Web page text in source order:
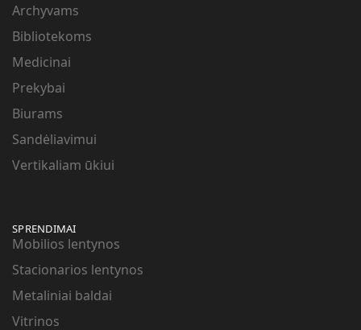
Archyvams
Bibliotekoms
Medicinai
Prekybai
Biurams
Sandėliavimui
Vertikaliam ūkiui
SPRENDIMAI
Mobilios lentynos
Stacionarios lentynos
Metaliniai baldai
Vitrinos